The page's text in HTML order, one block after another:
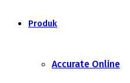
Produk
Accurate Online